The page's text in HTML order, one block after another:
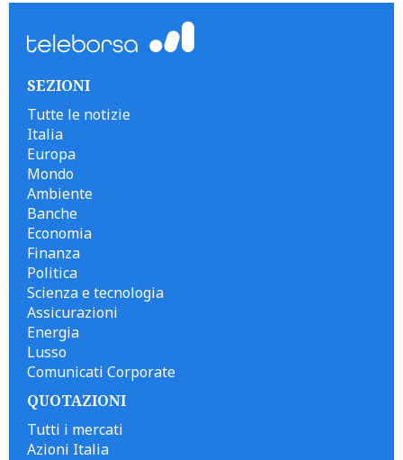
SEZIONI
Tutte le notizie
Italia
Europa
Mondo
Ambiente
Banche
Economia
Finanza
Politica
Scienza e tecnologia
Assicurazioni
Energia
Lusso
Comunicati Corporate
QUOTAZIONI
Tutti i mercati
Azioni Italia